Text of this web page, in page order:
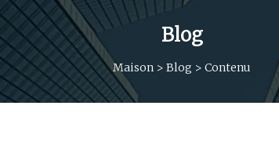
Blog
Maison > Blog > Contenu